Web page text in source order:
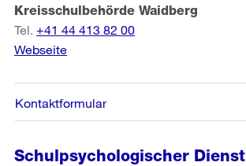
Kreisschulbehörde Waidberg
Tel. +41 44 413 82 00
Webseite
Kontaktformular
Schulpsychologischer Dienst